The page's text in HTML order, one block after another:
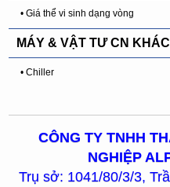
• Giá thể vi sinh dạng vòng
MÁY & VẬT TƯ CN KHÁC
• Chiller
CÔNG TY TNHH
NGHIỆP
Trụ sở: 1041/80/3/3,